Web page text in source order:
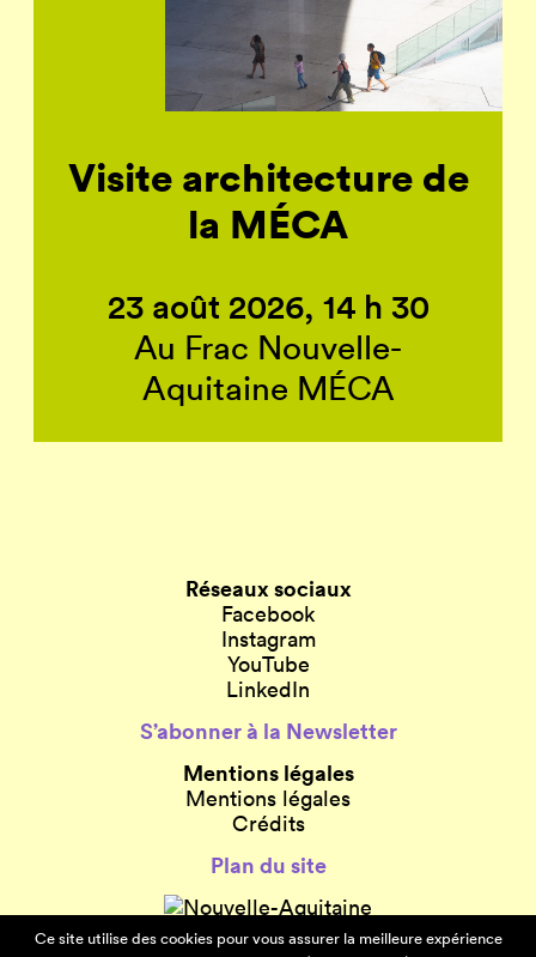
Visite architecture de
la MÉCA
23 août 2026, 14 h 30
Au Frac Nouvelle-
Aquitaine MÉCA
Réseaux sociaux
Facebook
Instagram
YouTube
LinkedIn
S’abonner à la Newsletter
Mentions légales
Mentions légales
Crédits
Plan du site
Ce site utilise des cookies pour vous assurer la meilleure expérience